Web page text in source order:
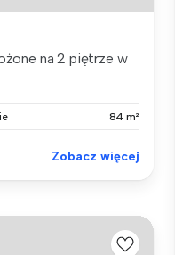
na 2 piętrze w
84 m²
Zobacz więcej